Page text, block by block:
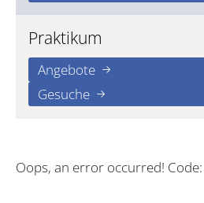
Praktikum
Angebote
Gesuche
Oops, an error occurred!